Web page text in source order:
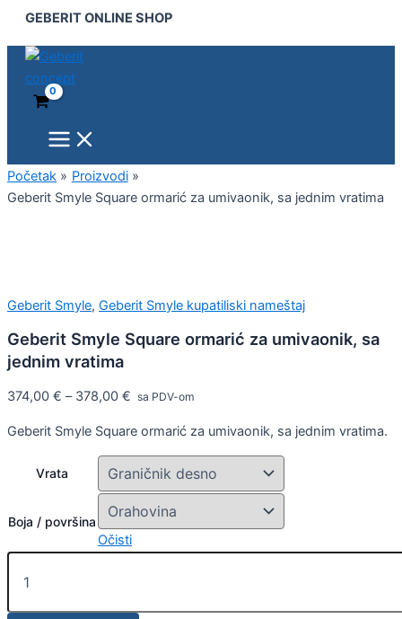
Pređi
sadržaj
GEBERIT ONLINE SHOP
Menu
Početak
Proizvodi
Geberit Smyle Square ormarić za umivaonik, sa jednim vratima
Geberit Smyle, Geberit Smyle kupatiliski nameštaj
Geberit Smyle Square ormarić za umivaonik, sa
jednim vratima
374,00 € – 378,00 € sa PDV-om
Geberit Smyle Square ormarić za umivaonik, sa jednim vratima.
Vrata
Boja / površina
Očisti
Smyle
Square
ormarić
umivaonik,
vratima
količina